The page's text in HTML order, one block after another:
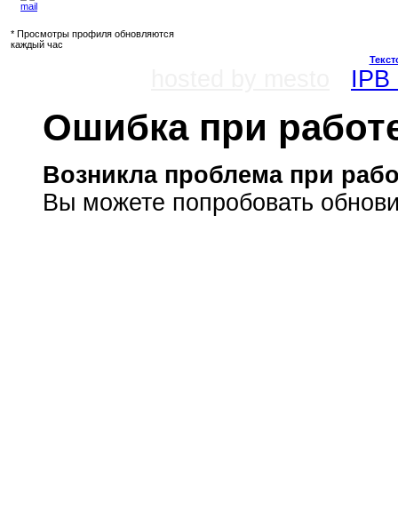
mail
* Просмотры профиля обновляются
каждый час
IPB
Ошибка при
Возникла проблема при
Вы можете попробовать